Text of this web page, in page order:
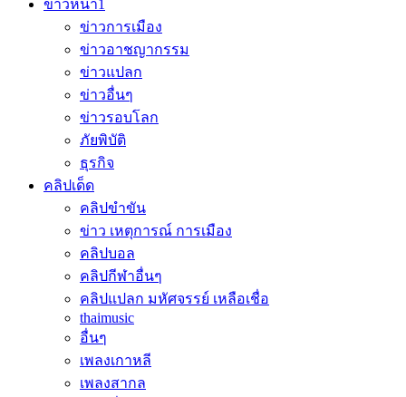
ข่าวหน้า1
ข่าวการเมือง
ข่าวอาชญากรรม
ข่าวแปลก
ข่าวอื่นๆ
ข่าวรอบโลก
ภัยพิบัติ
ธุรกิจ
คลิปเด็ด
คลิปขำขัน
ข่าว เหตุการณ์ การเมือง
คลิปบอล
คลิปกีฬาอื่นๆ
คลิปแปลก มหัศจรรย์ เหลือเชื่อ
thaimusic
อื่นๆ
เพลงเกาหลี
เพลงสากล